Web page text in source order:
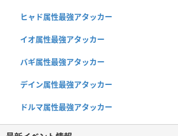
ヒャド属性最強アタッカー
イオ属性最強アタッカー
バギ属性最強アタッカー
デイン属性最強アタッカー
ドルマ属性最強アタッカー